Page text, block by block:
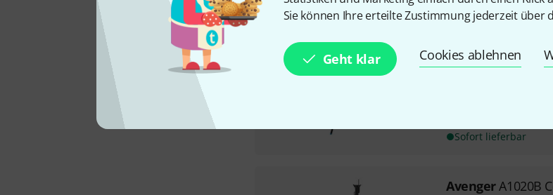
Sie können Ihre erteilte Zustimmung jederzeit über
Geht klar Cookies ablehnen
Avenger
der Gleitfuss
obere
Sofort lieferbar
AvengerA1020B